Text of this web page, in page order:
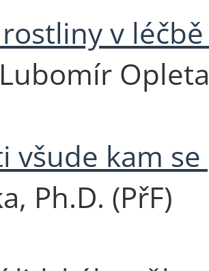
rostliny v
všude kam
Ph.D. (PřF)